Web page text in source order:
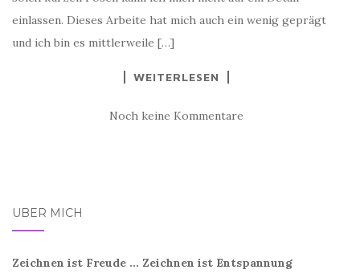
einlassen. Dieses Arbeite hat mich auch ein wenig geprägt
und ich bin es mittlerweile […]
WEITERLESEN
Noch keine Kommentare
ÜBER MICH
Zeichnen ist Freude ... Zeichnen ist Entspannung